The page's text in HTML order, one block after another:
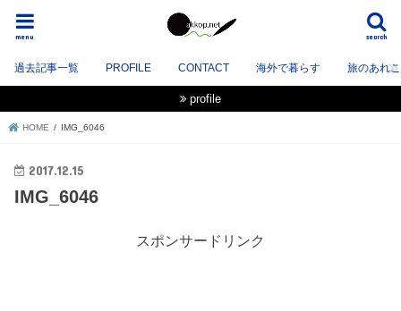
search
menu
過去記事一覧 PROFILE CONTACT 海外で暮らす 旅のあれ
profile
HOME IMG_6046
2017.12.15
IMG_6046
スポンサードリンク